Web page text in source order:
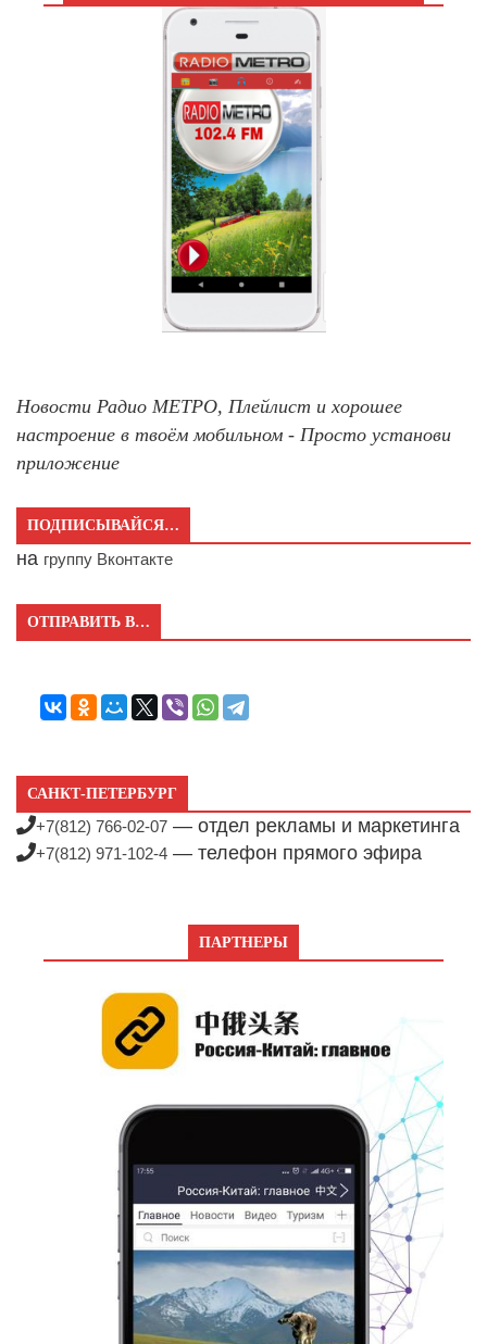
Новости Радио МЕТРО, Плейлист и хорошее
настроение в твоём мобильном - Просто установи
приложение
ПОДПИСЫВАЙСЯ…
на группу Вконтакте
ОТПРАВИТЬ В…
САНКТ-ПЕТЕРБУРГ
+7(812) 766-02-07 — отдел рекламы и маркетинга
+7(812) 971-102-4 — телефон прямого эфира
ПАРТНЕРЫ